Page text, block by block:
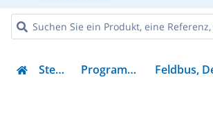
Steuern & Regeln Programmierbare Steuerungen